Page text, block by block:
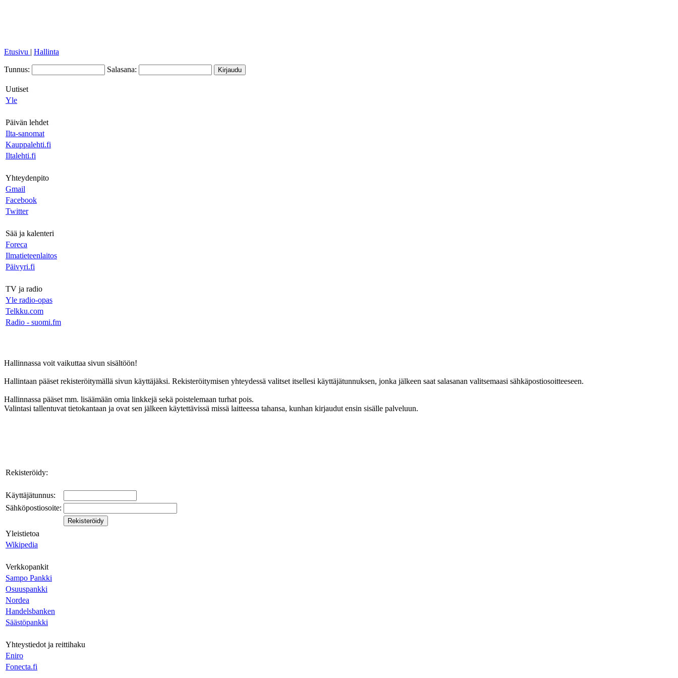
Etusivu | Hallinta
Tunnus: Salasana:
Uutiset
Yle
Päivän lehdet
Ilta-sanomat
Kauppalehti.fi
Iltalehti.fi
Yhteydenpito
Gmail
Facebook
Twitter
Sää ja kalenteri
Foreca
Ilmatieteenlaitos
Päivyri.fi
TV ja radio
Yle radio-opas
Telkku.com
Radio - suomi.fm
Hallinnassa voit vaikuttaa sivun sisältöön!
Hallintaan pääset rekisteröitymällä sivun käyttäjäksi. Rekisteröitymisen yhteydessä valitset itsellesi käyttäjätunnuksen, jonka jälkeen saat salasanan valitsemaasi sähkäpostiosoitteeseen.
Hallinnassa pääset mm. lisäämään omia linkkejä sekä poistelemaan turhat pois.
Valintasi tallentuvat tietokantaan ja ovat sen jälkeen käytettävissä missä laitteessa tahansa, kunhan kirjaudut ensin sisälle palveluun.
Rekisteröidy:
Käyttäjätunnus:
Sähköpostiosoite:
Yleistietoa
Wikipedia
Verkkopankit
Sampo Pankki
Osuuspankki
Nordea
Handelsbanken
Säästöpankki
Yhteystiedot ja reittihaku
Eniro
Fonecta.fi